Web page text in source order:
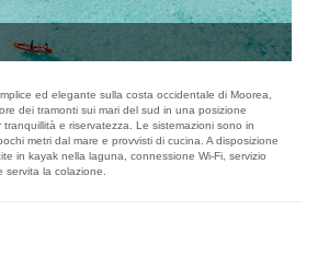
ed elegante sulla costa occidentale di Moorea,
dei tramonti sui mari del sud in una posizione
e riservatezza. Le sistemazioni sono in
metri dal mare e provvisti di cucina. A disposizione
in kayak nella laguna, connessione Wi-Fi, servizio
la colazione.